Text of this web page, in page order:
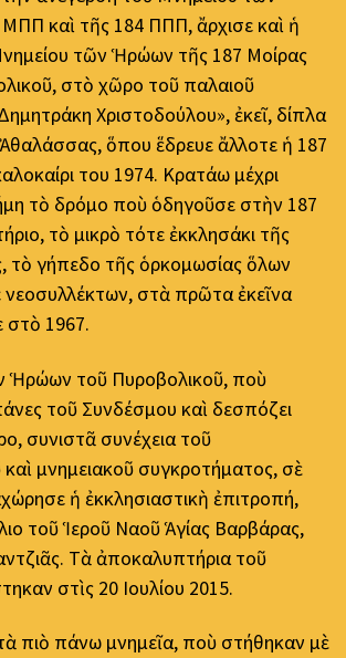
καὶ τῆς 184 ΠΠΠ, ἄρχισε καὶ ἡ
τῶν Ἡρώων τῆς 187 Μοίρας
στὸ χῶρο τοῦ παλαιοῦ
Χριστοδούλου», ἐκεῖ, δίπλα
ὅπου ἕδρευε ἄλλοτε ἡ 187
του 1974. Κρατάω μέχρι
τὸ δρόμο ποὺ ὁδηγοῦσε στὴν 187
τὸ μικρὸ τότε ἐκκλησάκι τῆς
τὸ γήπεδο τῆς ὁρκομωσίας ὅλων
στὰ πρῶτα ἐκεῖνα
στὸ 1967.
Ἡρώων τοῦ Πυροβολικοῦ, ποὺ
τοῦ Συνδέσμου καὶ δεσπόζει
συνιστᾶ συνέχεια τοῦ
καὶ μνημειακοῦ συγκροτήματος, σὲ
ἡ ἐκκλησιαστικὴ ἐπιτροπή,
τοῦ Ἱεροῦ Ναοῦ Ἁγίας Βαρβάρας,
Τὰ ἀποκαλυπτήρια τοῦ
στὶς 20 Ιουλίου 2015.
πιὸ πάνω μνημεῖα, ποὺ στήθηκαν μὲ